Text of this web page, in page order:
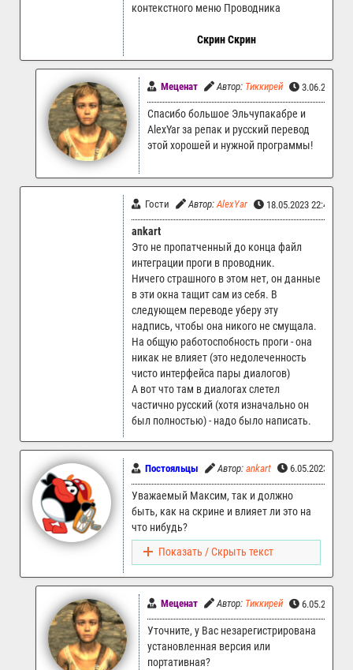
контекстного меню Проводника
Скрин Скрин
Меценат Автор: Тиккирей 3.06.2023
Спасибо большое Эльчупакабре и
AlexYar за репак и русский перевод
этой хорошей и нужной программы!
Гости Автор:AlexYar 18.05.2023 22:45
ankart
Это не пропатченный до конца файл
интеграции проги в проводник.
Ничего страшного в этом нет, он данные
в эти окна тащит сам из себя. В
следующем переводе уберу эту
надпись, чтобы она никого не смущала.
На общую работоспобность проги - она
никак не влияет (это недолеченность
чисто интерфейса пары диалогов)
А вот что там в диалогах слетел
частично русский (хотя изначально он
был полностью) - надо было написать.
Постояльцы Автор: ankart 6.05.2023
Уважаемый Максим, так и должно
быть, как на скрине и влияет ли это на
что нибудь?
Показать / Скрыть текст
Меценат Автор: Тиккирей 6.05.2023
Уточните, у Вас незарегистрирована
установленная версия или
портативная?